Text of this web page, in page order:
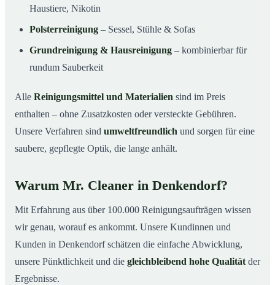
Haustiere, Nikotin
Polsterreinigung – Sessel, Stühle & Sofas
Grundreinigung & Hausreinigung – kombinierbar für
rundum Sauberkeit
Alle Reinigungsmittel und Materialien sind im Preis
enthalten – ohne Zusatzkosten oder versteckte Gebühren.
Unsere Verfahren sind umweltfreundlich und sorgen für eine
saubere, gepflegte Optik, die lange anhält.
Warum Mr. Cleaner in Denkendorf?
Mit Erfahrung aus über 100.000 Reinigungsaufträgen wissen
wir genau, worauf es ankommt. Unsere Kundinnen und
Kunden in Denkendorf schätzen die einfache Abwicklung,
unsere Pünktlichkeit und die gleichbleibend hohe Qualität der
Ergebnisse.